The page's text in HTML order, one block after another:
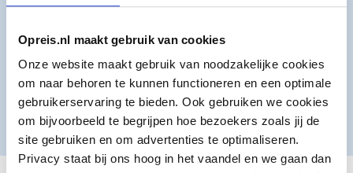
Opreis.nl maakt gebruik van cookies
Onze website maakt gebruik van noodzakelijke cookies
om naar behoren te kunnen functioneren en een optimale
gebruikerservaring te bieden. Ook gebruiken we cookies
om bijvoorbeeld te begrijpen hoe bezoekers zoals jij de
site gebruiken en om advertenties te optimaliseren.
Privacy staat bij ons hoog in het vaandel en we gaan dan
Plan een belafspraak Whatsapp